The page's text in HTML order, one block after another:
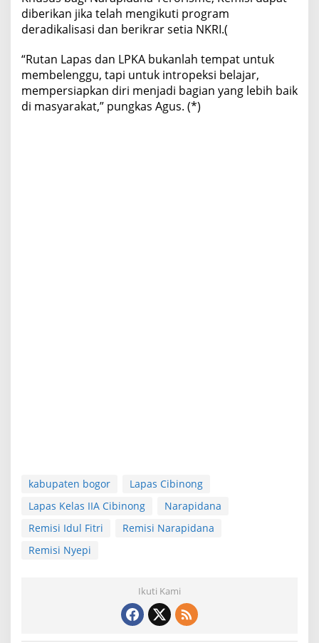
diberikan jika telah mengikuti program
deradikalisasi dan berikrar setia NKRI.(
“Rutan Lapas dan LPKA bukanlah tempat untuk
membelenggu, tapi untuk intropeksi belajar,
mempersiapkan diri menjadi bagian yang lebih baik
di masyarakat,” pungkas Agus. (*)
kabupaten bogor
Lapas Cibinong
Lapas Kelas IIA Cibinong
Narapidana
Remisi Idul Fitri
Remisi Narapidana
Remisi Nyepi
Ikuti Kami